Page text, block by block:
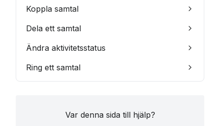
Koppla samtal
Dela ett samtal
Ändra aktivitetsstatus
Ring ett samtal
Var denna sida till hjälp?